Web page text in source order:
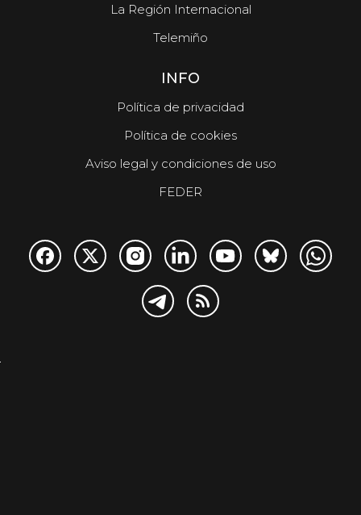
La Región Internacional
Telemiño
INFO
Política de privacidad
Política de cookies
Aviso legal y condiciones de uso
FEDER